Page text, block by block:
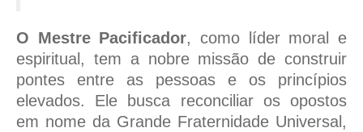
O Mestre Pacificador, como líder moral e
espiritual, tem a nobre missão de construir
pontes entre as pessoas e os princípios
elevados. Ele busca reconciliar os opostos
em nome da Grande Fraternidade Universal,